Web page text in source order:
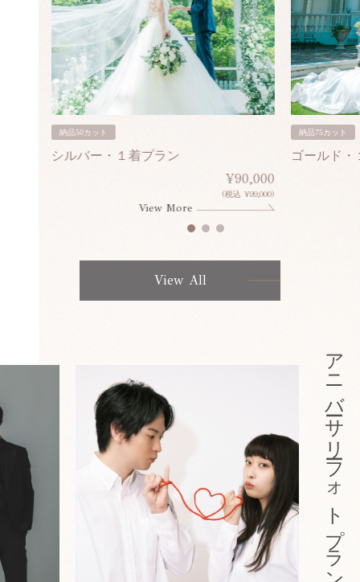
納品50カット
シルバー・１着プラン
¥90,000
(税込 ¥99,000)
View More
納品75カット
ゴールド・
View All
アニバーサリーフォトプラン